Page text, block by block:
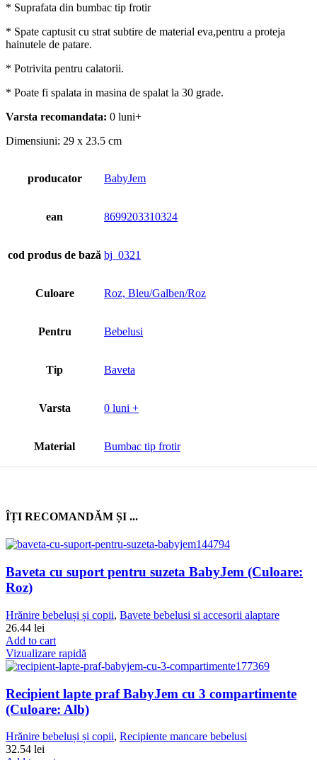
* Suprafata din bumbac tip frotir
* Spate captusit cu strat subtire de material eva,pentru a proteja
hainutele de patare.
* Potrivita pentru calatorii.
* Poate fi spalata in masina de spalat la 30 grade.
Varsta recomandata: 0 luni+
Dimensiuni: 29 x 23.5 cm
producator BabyJem
ean 8699203310324
cod produs de bază bj_0321
Culoare Roz, Bleu/Galben/Roz
Pentru Bebelusi
Tip Baveta
Varsta 0 luni +
Material Bumbac tip frotir
ÎȚI RECOMANDĂM ȘI ...
Baveta cu suport pentru suzeta BabyJem (Culoare:
Roz)
Hrănire bebeluși și copii, Bavete bebelusi si accesorii alaptare
26.44 lei
Add to cart
Vizualizare rapidă
Recipient lapte praf BabyJem cu 3 compartimente
(Culoare: Alb)
Hrănire bebeluși și copii, Recipiente mancare bebelusi
32.54 lei